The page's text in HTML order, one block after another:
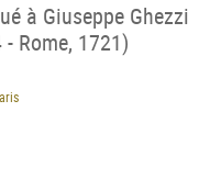
à Giuseppe Ghezzi
Rome, 1721)